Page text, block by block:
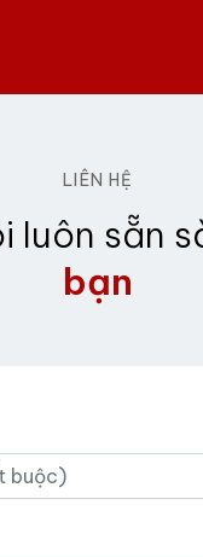
LIÊN HỆ
luôn sẵn
bạn